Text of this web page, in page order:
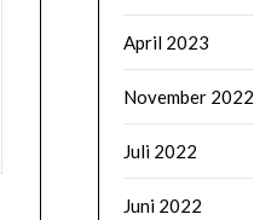
April 2023
November 2022
Juli 2022
Juni 2022